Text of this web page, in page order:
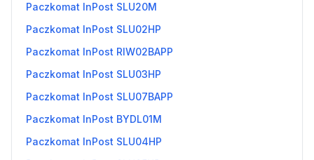
Paczkomat InPost SLU20M
Paczkomat InPost SLU02HP
Paczkomat InPost RIW02BAPP
Paczkomat InPost SLU03HP
Paczkomat InPost SLU07BAPP
Paczkomat InPost BYDL01M
Paczkomat InPost SLU04HP